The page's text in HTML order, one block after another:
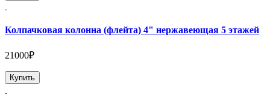
Колпачковая колонна (флейта) 4" нержавеющая 5 этажей
21000₽
Купить